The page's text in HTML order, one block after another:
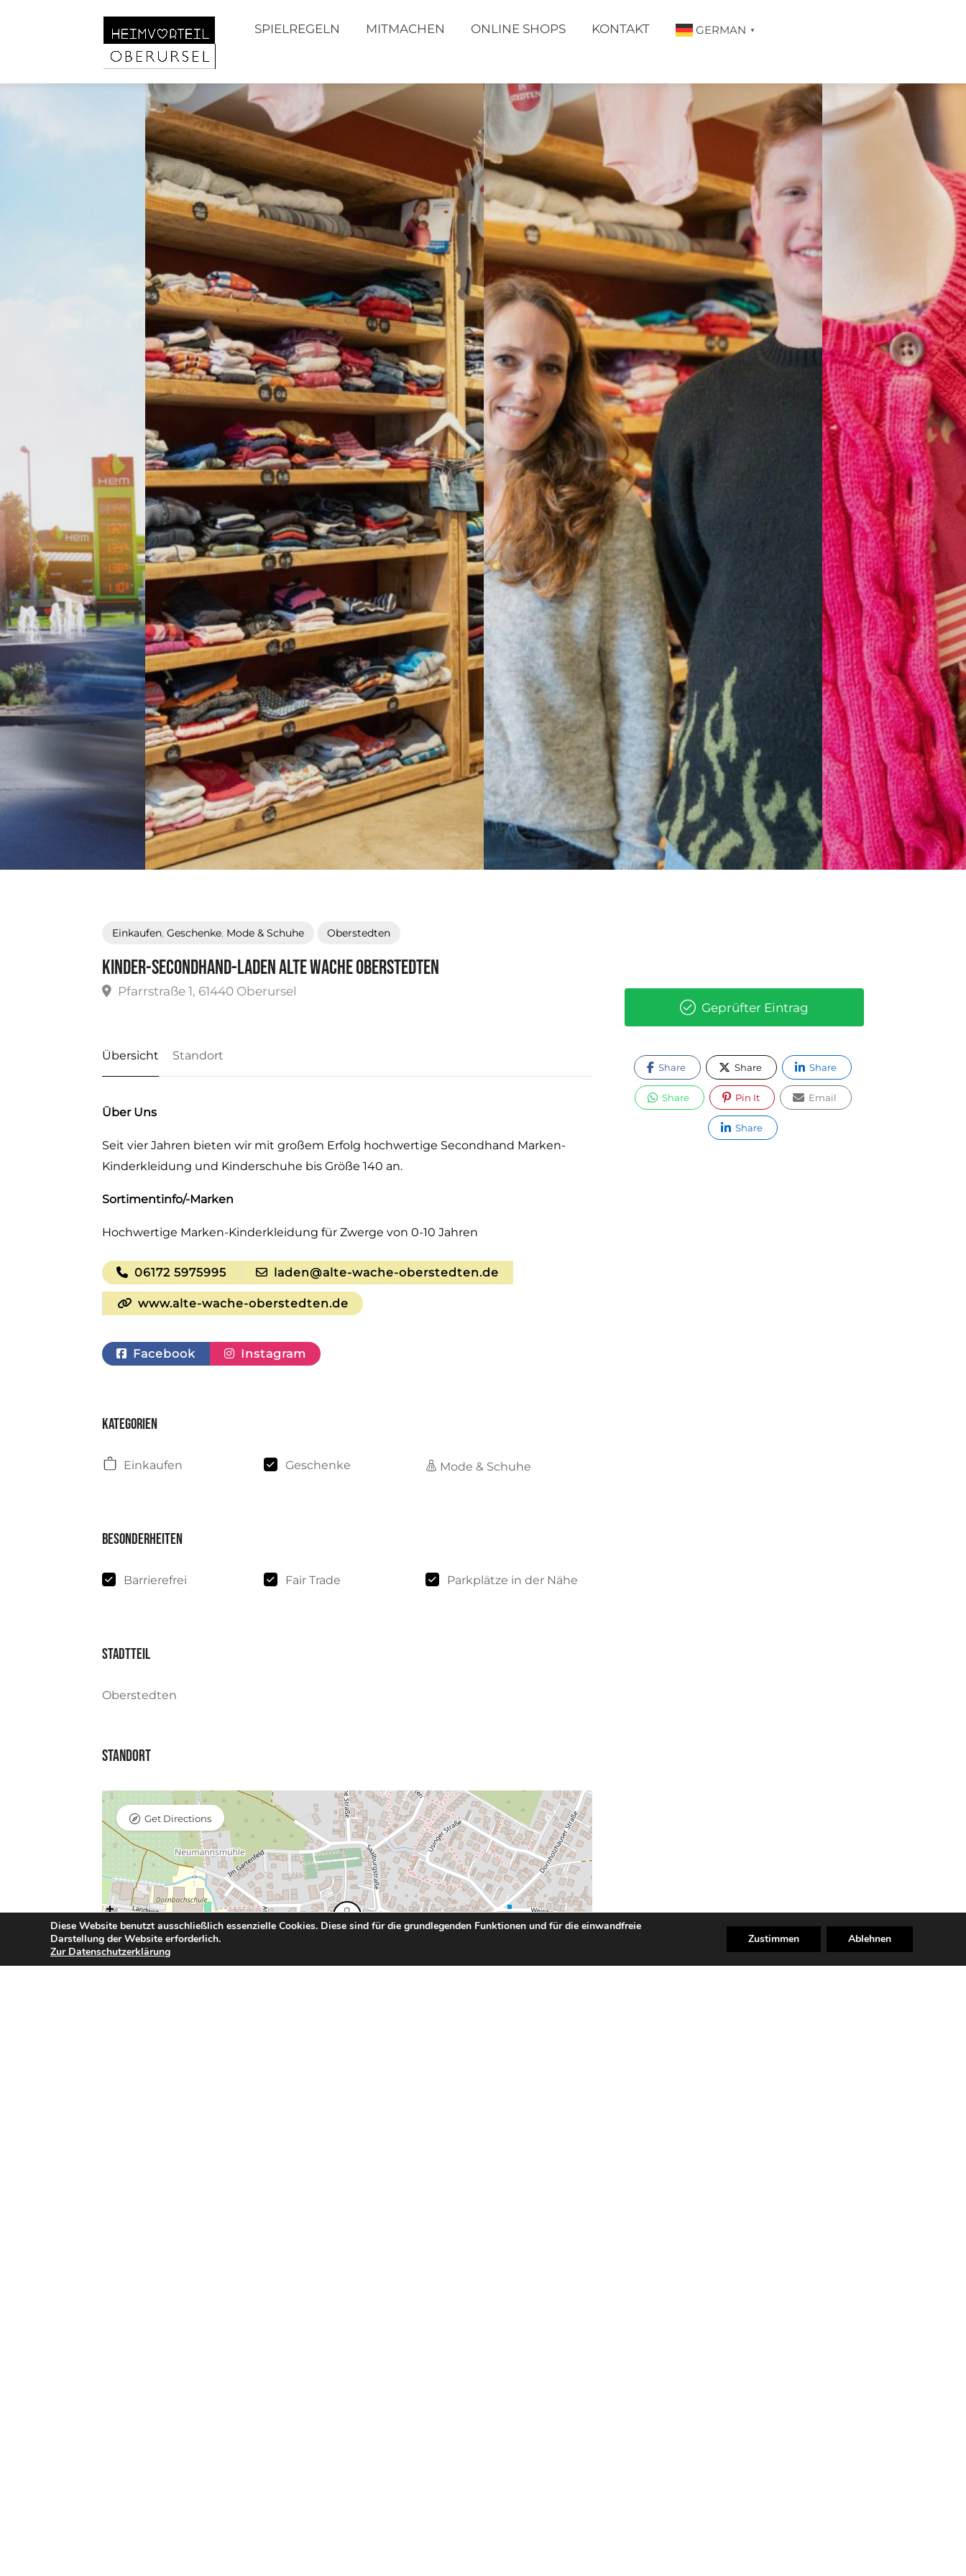
SPIELREGELN MITMACHEN ONLINE SHOPS KONTAKT GERMAN ▼
Einkaufen, Geschenke, Mode & Schuhe Oberstedten
Kinder-Secondhand-Laden Alte Wache Oberstedten
Pfarrstraße 1, 61440 Oberursel
Übersicht Standort
Über Uns
Seit vier Jahren bieten wir mit großem Erfolg hochwertige Secondhand Marken-
Kinderkleidung und Kinderschuhe bis Größe 140 an.
Sortimentinfo/-Marken
Hochwertige Marken-Kinderkleidung für Zwerge von 0-10 Jahren
06172 5975995 laden@alte-wache-oberstedten.de
www.alte-wache-oberstedten.de
Facebook Instagram
Kategorien
Einkaufen Geschenke Mode & Schuhe
Besonderheiten
Barrierefrei Fair Trade Parkplätze in der Nähe
Stadtteil
Oberstedten
Standort
Get Directions
Geprüfter Eintrag
Share Share Share
Share Pin It Email
Share
Diese Website benutzt ausschließlich essenzielle Cookies. Diese sind für die grundlegenden Funktionen und für die einwandfreie
Darstellung der Website erforderlich.
Zur Datenschutzerklärung
Zustimmen Ablehnen